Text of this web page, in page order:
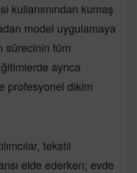
kullanımından kumaş
model uygulamaya
sürecinin tüm
ayrıca
profesyonel dikim
tekstil
elde ederken; evde